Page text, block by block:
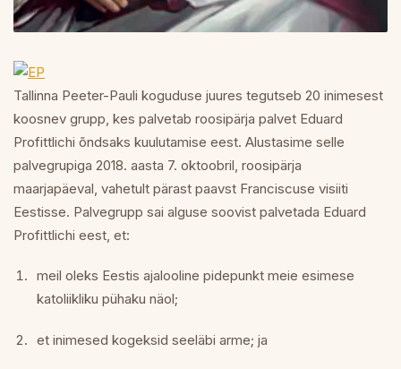
Tallinna Peeter-Pauli koguduse juures tegutseb 20 inimesest
koosnev grupp, kes palvetab roosipärja palvet Eduard
Profittlichi õndsaks kuulutamise eest. Alustasime selle
palvegrupiga 2018. aasta 7. oktoobril, roosipärja
maarjapäeval, vahetult pärast paavst Franciscuse visiiti
Eestisse. Palvegrupp sai alguse soovist palvetada Eduard
Profittlichi eest, et:
meil oleks Eestis ajalooline pidepunkt meie esimese
katoliikliku pühaku näol;
et inimesed kogeksid seeläbi arme; ja